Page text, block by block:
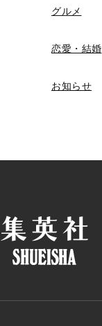
グルメ
恋愛・結婚
お知らせ